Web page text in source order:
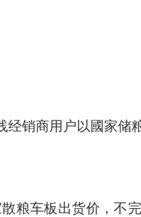
销商用户以國家储
粮车板出货价，不